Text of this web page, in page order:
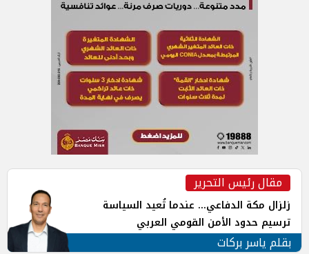
مقال رئيس التحرير
زلزال مكة الدفاعي... عندما تُعيد السياسة
ترسيم حدود الأمن القومي العربي
بقلم ياسر بركات